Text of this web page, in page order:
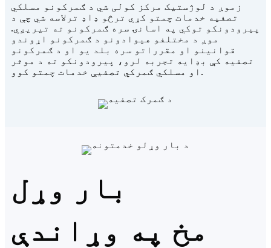
زموږ د لوژستیک مرکز کولی شي د ګمرکونو مسلکي
تصفیه خدمات چمتو کړي ترڅو ډاډ ترلاسه شي چې د
پیرودونکو توکي په اسانۍ سره ګمرکونو ته تیریږي.
موږ د مختلفو هیوادونو د ګمرکونو اړوندو
قوانینو او مقرراتو سره بلد یو او د ګمرکونو
تصفیه کې بډایه تجربه لرو، پیرودونکو ته د موثر
او مسلکي ګمرکي تصفیې خدمات چمتو کوو.
بار وړل
مخ په وړاندې